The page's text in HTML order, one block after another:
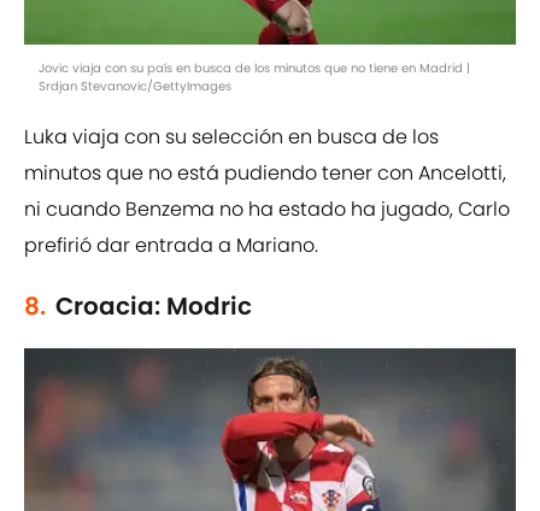
Jovic viaja con su país en busca de los minutos que no tiene en Madrid |
Srdjan Stevanovic/GettyImages
Luka viaja con su selección en busca de los
minutos que no está pudiendo tener con Ancelotti,
ni cuando Benzema no ha estado ha jugado, Carlo
prefirió dar entrada a Mariano.
8. Croacia: Modric